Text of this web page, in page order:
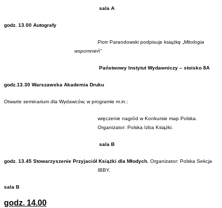
sala A
godz. 13.00 Autografy
Piotr Parandowski podpisuje książkę „Mitologia
wspomnień”
Państwowy Instytut Wydawniczy – stoisko 8A
godz.13.30 Warszawska Akademia Druku
Otwarte seminarium dla Wydawców, w programie m.in.:
wręczenie nagród w Konkursie map Polska.
Organizator: Polska Izba Książki.
sala B
godz. 13.45 Stowarzyszenie Przyjaciół Książki dla Młodych. Organizator: Polska Sekcja
IBBY.
sala B
godz. 14.00